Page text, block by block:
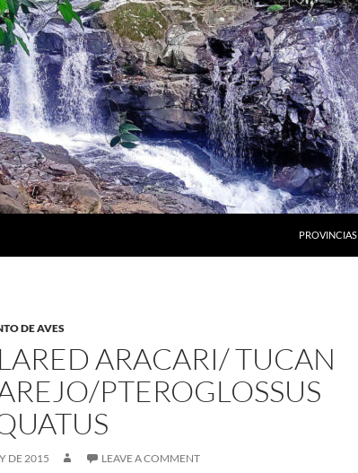
PROVINCIAS
DE AVES
ARACARI/ TUCAN
PTEROGLOSSUS
DE 2015 LEAVE A COMMENT